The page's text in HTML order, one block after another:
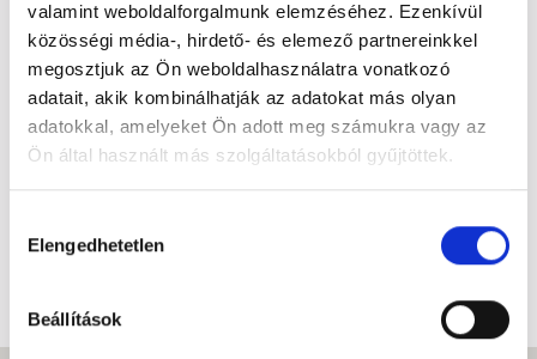
valamint weboldalforgalmunk elemzéséhez. Ezenkívül
közösségi média-, hirdető- és elemező partnereinkkel
megosztjuk az Ön weboldalhasználatra vonatkozó
adatait, akik kombinálhatják az adatokat más olyan
adatokkal, amelyeket Ön adott meg számukra vagy az
Ön által használt más szolgáltatásokból gyűjtöttek.
kiválasztása
Elengedhetetlen
Beállítások